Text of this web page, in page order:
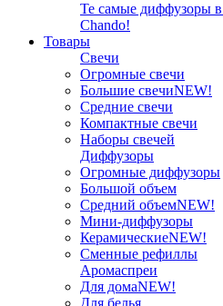
Те самые диффузоры в
Chando!
Товары
Свечи
Огромные свечи
Большие свечиNEW!
Средние свечи
Компактные свечи
Наборы свечей
Диффузоры
Огромные диффузоры
Большой объем
Средний объемNEW!
Мини-диффузоры
КерамическиеNEW!
Сменные рефиллы
Аромаспреи
Для домаNEW!
Для белья